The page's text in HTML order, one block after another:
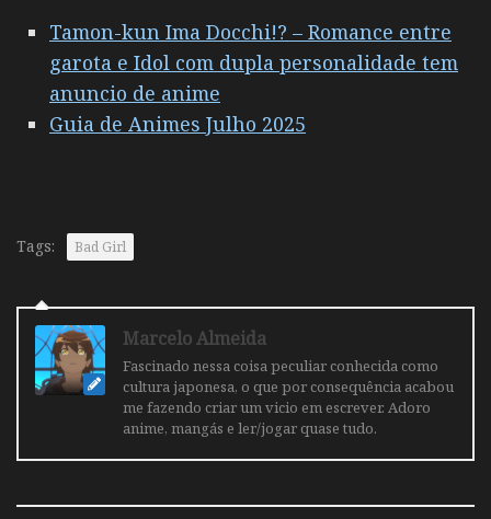
Tamon-kun Ima Docchi!? – Romance entre
garota e Idol com dupla personalidade tem
anuncio de anime
Guia de Animes Julho 2025
Tags: Bad Girl
Marcelo Almeida
Fascinado nessa coisa peculiar conhecida como
cultura japonesa, o que por consequência acabou
me fazendo criar um vicio em escrever. Adoro
anime, mangás e ler/jogar quase tudo.